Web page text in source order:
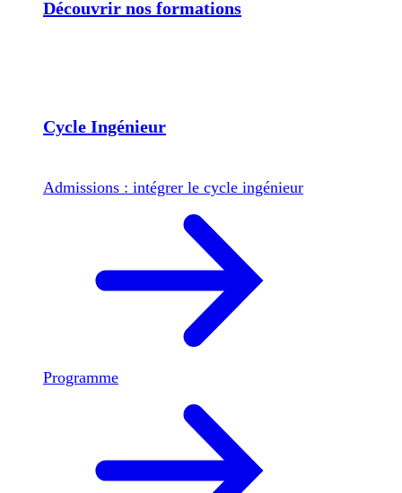
Découvrir nos formations
Cycle Ingénieur
Admissions : intégrer le cycle ingénieur
Programme